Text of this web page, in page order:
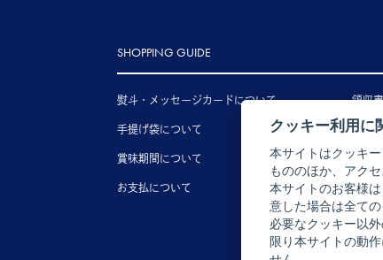
SHOPPING GUIDE
熨斗・メッセージカードについて
手提げ袋について
賞味期間について
お支払について
領収
送料
配送
キャ
クッキー利用に
本サイトはクッキ
もののほか、アク
本サイトのお客様
意した場合は全て
必要なクッキー以
限り本サイトの動